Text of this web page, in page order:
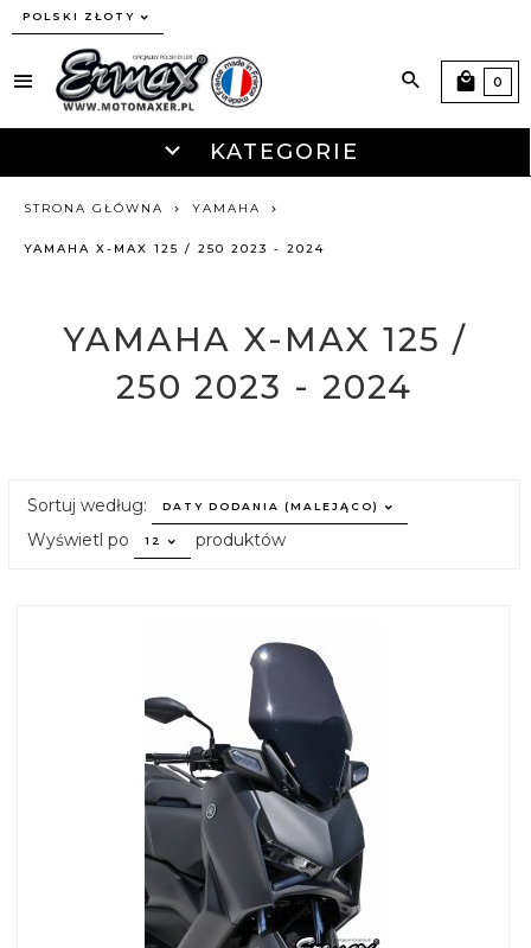
currency_h
POLSKI ZŁOTY
KATEGORIE
0
STRONA GŁÓWNA YAMAHA
YAMAHA X-MAX 125 / 250 2023 - 2024
YAMAHA X-MAX 125 /
250 2023 - 2024
Sortuj według: sort
DATY DODANIA (MALEJĄCO)
Wyświetl po pop
12 produktów